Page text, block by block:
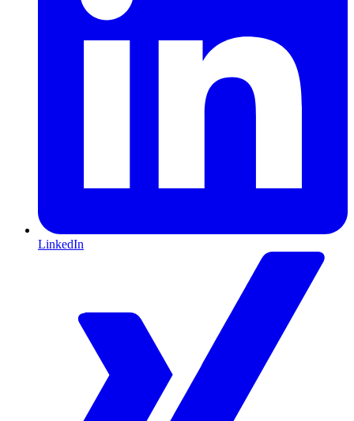
LinkedIn